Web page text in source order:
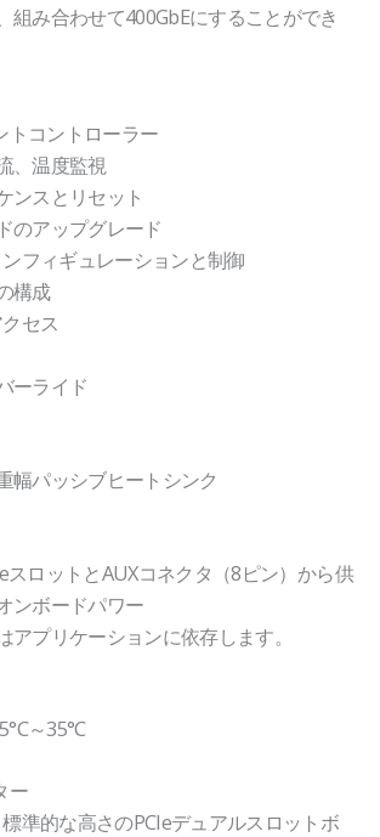
組み合わせて400GbEにすることができ
トコントローラー
、温度監視
ンスとリセット
のアップグレード
ンフィギュレーションと制御
構成
セス
ーライド
幅パッシブヒートシンク
スロットとAUXコネクタ（8ピン）から供
ンボードパワー
アプリケーションに依存します。
～35°C
ー
準的な高さのPCIeデュアルスロットボ